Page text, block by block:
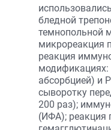
бледной
темнопольной
микрореакция
реакция
абсорбцией) и
сыворотку
200 раз);
(ИФА); реакция